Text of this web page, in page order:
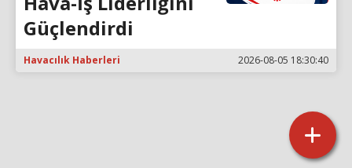
Güçlendirdi
Havacılık Haberleri 2026-08-05 18:30:40